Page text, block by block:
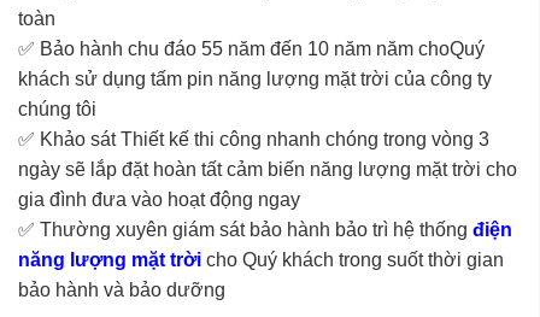
toàn
✅ Bảo hành chu đáo 55 năm đến 10 năm năm choQuý
khách sử dụng tấm pin năng lượng mặt trời của công ty
chúng tôi
✅ Khảo sát Thiết kế thi công nhanh chóng trong vòng 3
ngày sẽ lắp đặt hoàn tất cảm biến năng lượng mặt trời cho
gia đình đưa vào hoạt động ngay
✅ Thường xuyên giám sát bảo hành bảo trì hệ thống điện
năng lượng mặt trời cho Quý khách trong suốt thời gian
bảo hành và bảo dưỡng